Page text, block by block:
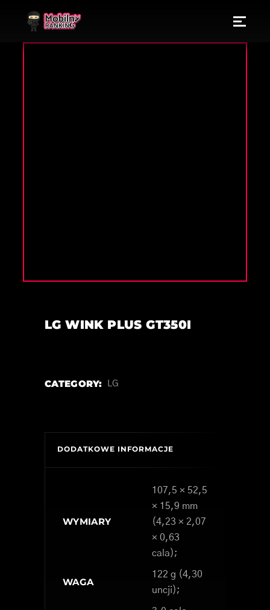
LG WINK PLUS GT350I
CATEGORY: LG
DODATKOWE INFORMACJE
WYMIARY
107,5 × 52,5
× 15,9 mm
(4,23 × 2,07
× 0,63
cala);
WAGA
122 g (4,30
uncji);